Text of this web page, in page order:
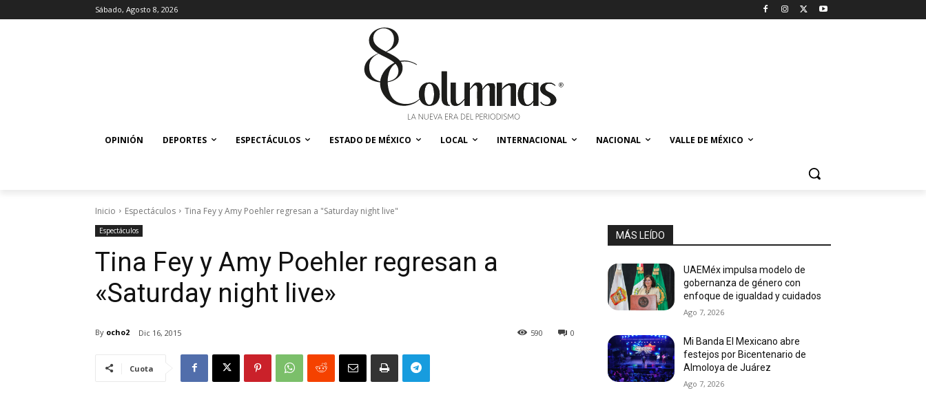
Sábado, Agosto 8, 2026
OPINIÓN DEPORTES ESPECTÁCULOS ESTADO DE MÉXICO LOCAL INTERNACIONAL NACIONAL VALLE DE MÉXICO
Inicio Espectáculos Tina Fey y Amy Poehler regresan a "Saturday night live"
Espectáculos
Tina Fey y Amy Poehler regresan a
«Saturday night live»
By ocho2 Dic 16, 2015 0
590
Cuota
MÁS LEÍDO
UAEMéx impulsa modelo de
gobernanza de género con
enfoque de igualdad y cuidados
Ago 7, 2026
Mi Banda El Mexicano abre
festejos por Bicentenario de
Almoloya de Juárez
Ago 7, 2026